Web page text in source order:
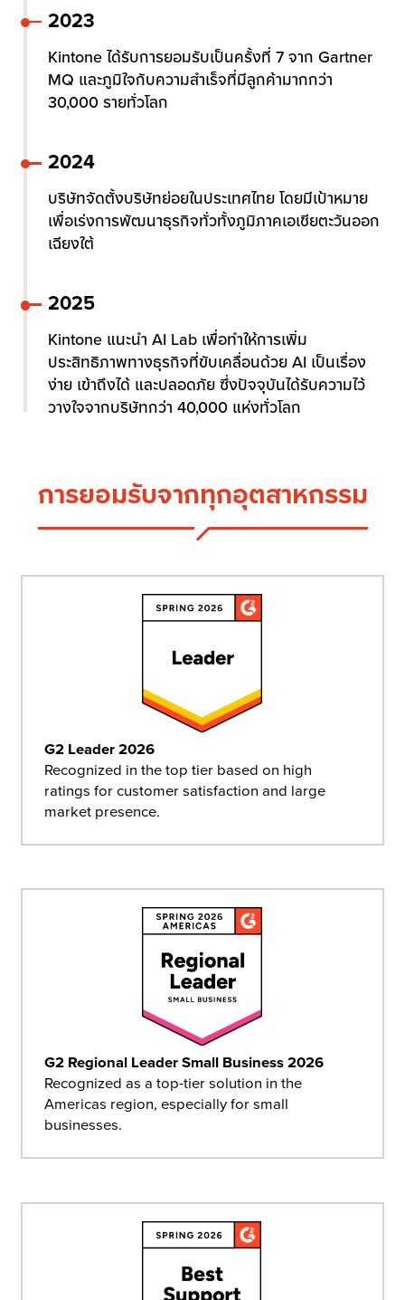
2023
Kintone ได้รับการยอมรับเป็นครั้งที่ 7 จาก Gartner
MQ และภูมิใจกับความสำเร็จที่มีลูกค้ามากกว่า
30,000 รายทั่วโลก
2024
บริษัทจัดตั้งบริษัทย่อยในประเทศไทย โดยมีเป้าหมาย
เพื่อเร่งการพัฒนาธุรกิจทั่วทั้งภูมิภาคเอเชียตะวันออก
เฉียงใต้
2025
Kintone แนะนำ AI Lab เพื่อทำให้การเพิ่ม
ประสิทธิภาพทางธุรกิจที่ขับเคลื่อนด้วย AI เป็นเรื่อง
ง่าย เข้าถึงได้ และปลอดภัย ซึ่งปัจจุบันได้รับความไว้
วางใจจากบริษัทกว่า 40,000 แห่งทั่วโลก
การยอมรับจากทุกอุตสาหกรรม
G2 Leader 2026
Recognized in the top tier based on high
ratings for customer satisfaction and large
market presence.
G2 Regional Leader Small Business 2026
Recognized as a top-tier solution in the
Americas region, especially for small
businesses.